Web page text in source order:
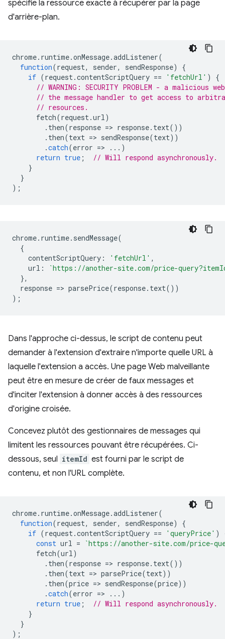
spécifie la ressource exacte à récupérer par la page
d'arrière-plan.
chrome. runtime.onMessage.addListener(
function(request, sender, sendResponse)
{
if (request.contentScriptQuery == 'fetchUrl' )
{
// WARNING: SECURITY PROBLEM - a malicious
// the message handler to get access to
// resources.
fetch(request.url)
. then(response => response. text())
. then(text => sendResponse(text))
.catch(error =>
...)
return true ;
// Will respond asynchronously.
}
}
);
chrome. runtime. sendMessage(
{
contentScriptQuery : 'fetchUrl' ,
url :
`https://another-site.com/price-
},
response => parsePrice(response. text())
);
Dans l'approche ci-dessus, le script de contenu peut
demander à l'extension d'extraire n'importe quelle URL à
laquelle l'extension a accès. Une page Web malveillante
peut être en mesure de créer de faux messages et
d'inciter l'extension à donner accès à des ressources
d'origine croisée.
Concevez plutôt des gestionnaires de messages qui
limitent les ressources pouvant être récupérées. Ci-
dessous, seul itemId est fourni par le script de
contenu, et non l'URL complète.
chrome. runtime.onMessage.addListener(
function(request, sender, sendResponse)
{
if (request.contentScriptQuery == 'queryPrice' )
const url =
`https://another-site.com/price-
fetch(url)
. then(response => response. text())
. then(text => parsePrice(text))
. then(price => sendResponse(price))
.catch(error =>
...)
return true ;
// Will respond asynchronously.
}
}
);